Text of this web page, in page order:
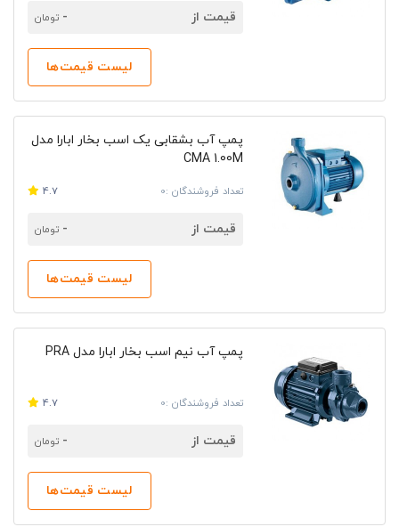
قیمت از - تومان
لیست قیمت‌ها
پمپ آب بشقابی یک اسب بخار ابارا مدل
CMA 1.00M
تعداد فروشندگان :0 4.7
قیمت از - تومان
لیست قیمت‌ها
پمپ آب نیم اسب بخار ابارا مدل PRA
تعداد فروشندگان :0 4.7
قیمت از - تومان
لیست قیمت‌ها